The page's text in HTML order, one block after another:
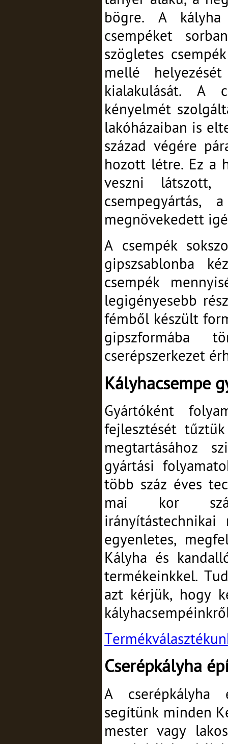
bögre. A
csempéket
szögletes
mellé
kialakulását. A
kényelmét
lakóházaiban is
század végére
hozott létre. Ez a
veszni
csempegyártás,
megnövekedett
A csempék
gipszsablonba
csempék
legigényesebb
fémből készült
gipszformába
cserépszerkezet
Kályhacsempe
Gyártóként
fejlesztését
megtartásához
gyártási
több száz éves
mai kor
irányítástechnikai
egyenletes,
Kályha és
termékeinkkel.
azt kérjük, hogy
Cserépkályha
A cserépkályha
segítünk minden
mester vagy